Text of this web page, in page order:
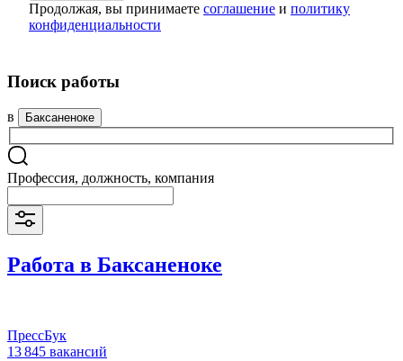
Продолжая, вы принимаете соглашение и политику
конфиденциальности
Поиск работы
в Баксаненоке
Профессия, должность, компания
Работа в Баксаненоке
ПрессБук
13 845 вакансий